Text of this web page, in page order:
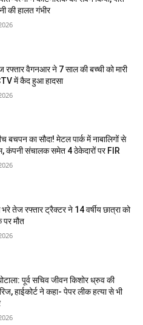
की हालत गंभीर
रफ्तार वैगनआर ने 7 साल की बच्ची को मारी
में कैद हुआ हादसा
बचपन का सौदा! मेटल पार्क में नाबालिगों से
कंपनी संचालक समेत 4 ठेकेदारों पर FIR
तेज रफ्तार ट्रैक्टर ने 14 वर्षीय छात्रा को
पर मौत
पूर्व सचिव जीवन किशोर ध्रुव की
हाईकोर्ट ने कहा- पेपर लीक हत्या से भी